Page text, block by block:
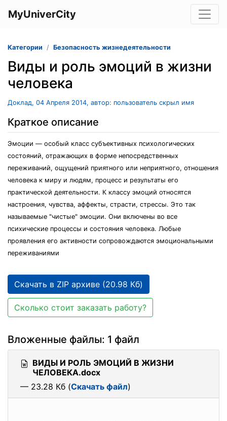
MyUniverCity
Категории Безопасность жизнедеятельности
Виды и роль эмоций в жизни
человека
Доклад, 04 Апреля 2014, автор: пользователь скрыл имя
Краткое описание
Эмоции — особый класс субъективных психологических
состояний, отражающих в форме непосредственных
переживаний, ощущений приятного или неприятного, отношения
человека к миру и людям, процесс и результаты его
практической деятельности. К классу эмоций относятся
настроения, чувства, аффекты, страсти, стрессы. Это так
называемые "чистые" эмоции. Они включены во все
психические процессы и состояния человека. Любые
проявления его активности сопровождаются эмоциональными
переживаниями
Скачать в ZIP архиве (20.98 Кб)
Сколько стоит заказать работу?
Вложенные файлы: 1 файл
ВИДЫ И РОЛЬ ЭМОЦИЙ В ЖИЗНИ
ЧЕЛОВЕКА.docx
— 23.28 Кб (Скачать файл)